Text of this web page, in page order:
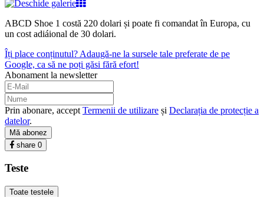
ABCD Shoe 1 costă 220 dolari și poate fi comandat în Europa, cu
un cost adiáional de 30 dolari.
Îți place conținutul? Adaugă-ne la sursele tale preferate de pe
Google, ca să ne poți găsi fără efort!
Abonament la newsletter
Prin abonare, accept Termenii de utilizare și Declarația de protecție a
datelor.
Mă abonez
share 0
Teste
Toate testele